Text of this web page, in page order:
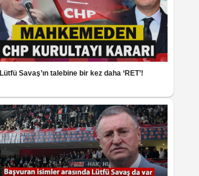
Lütfü Savaş’ın talebine bir kez daha ‘RET’!